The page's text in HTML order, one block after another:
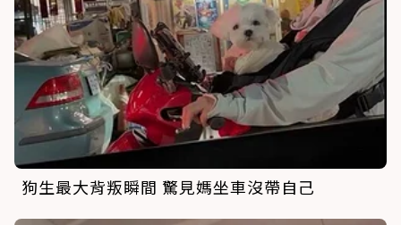
狗生最大背叛瞬間 驚見媽坐車沒帶自己